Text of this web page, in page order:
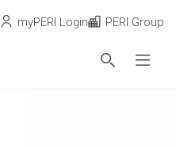
myPERI Login PERI Group